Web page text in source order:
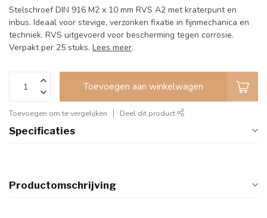
Stelschroef DIN 916 M2 x 10 mm RVS A2 met kraterpunt en
inbus. Ideaal voor stevige, verzonken fixatie in fijnmechanica en
techniek. RVS uitgevoerd voor bescherming tegen corrosie.
Verpakt per 25 stuks. Lees meer.
Toevoegen aan winkelwagen
Toevoegen om te vergelijken Deel dit product
Specificaties
Productomschrijving